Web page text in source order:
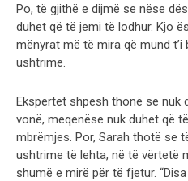
Po, të gjithë e dijmë se nëse
duhet që të jemi të lodhur. Kjo
mënyrat më të mira që mund
ushtrime.
Ekspertët shpesh thonë se nuk
vonë, meqenëse nuk duhet që
mbrëmjes. Por, Sarah thotë se
ushtrime të lehta, në të vërtetë
shumë e mirë për të fjetur.